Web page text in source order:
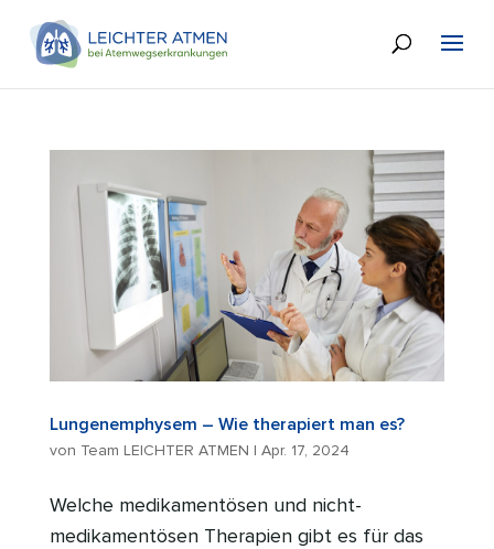
Lungenemphysem – Wie therapiert man es?
von Team LEICHTER ATMEN | Apr. 17, 2024
Welche medikamentösen und nicht-
medikamentösen Therapien gibt es für das